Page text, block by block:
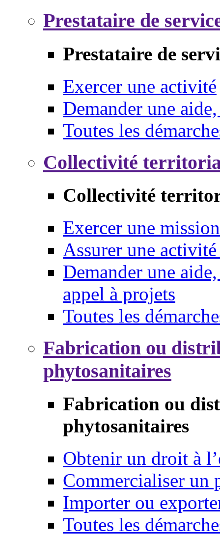
Prestataire de
Prestataire de
Exercer une activité
Demander une
Toutes les
Collectivité
Collectivité
Exercer une mission
Assurer une
Demander une
appel à projets
Toutes les
Fabrication ou
phytosanitaires
Fabrication ou
phytosanitaires
Obtenir un droit à
Commercialiser un
Importer ou
Toutes les